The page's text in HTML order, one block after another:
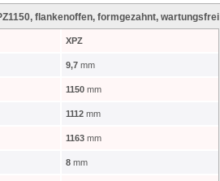
, flankenoffen, formgezahnt, wartungsfrei
XPZ
9,7 mm
1150 mm
1112 mm
1163 mm
8 mm